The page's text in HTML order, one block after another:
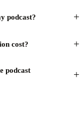
podcast? +
cost? +
podcast
+